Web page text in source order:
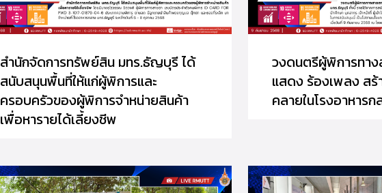
สำนักจัดการทรัพย์สิน มทร.ธัญบุรี ได้
สนับสนุนพื้นที่ให้แก่ผู้พิการและ
ครอบครัวของผู้พิการจำหน่ายสินค้า
เพื่อหารายได้เลี้ยงชีพ
วงดนตรีผู้พิการทา
แสดง ร้องเพลง ส
คลายในโรงอาหาร